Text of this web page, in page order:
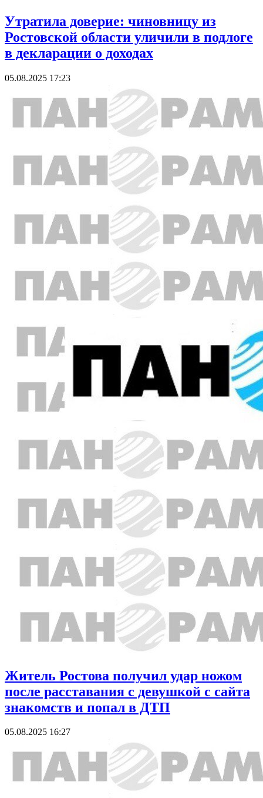
Утратила доверие: чиновницу из
Ростовской области уличили в подлоге
в декларации о доходах
05.08.2025 17:23
Житель Ростова получил удар ножом
после расставания с девушкой с сайта
знакомств и попал в ДТП
05.08.2025 16:27